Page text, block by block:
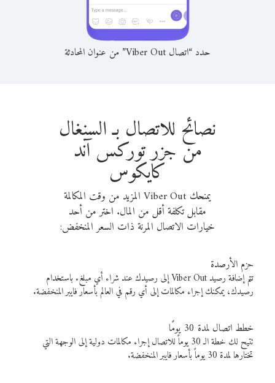
حدد “اتصال Viber Out” من عنوان المحادثة
نصائح للاتصال بـ السنغال
من جزر توركس آند
كايكوس
يمنحك Viber Out المزيد من وقت المكالمة
مقابل تكلفة أقل من المال. اختر من أحد
خيارات الاتصال المرنة ذات السعر المنخفض:
حزم الأرصدة
تتم إضافة رصيد Viber Out إلى رصيدك عند شراء أي مبلغ. باستخدام
رصيدك، يمكنك إجراء مكالمات إلى أي رقم في العالم بأسعار فايبر المنخفضة.
خطط اتصال لمدة 30 يومًا
تتيح لك خطة الـ 30 يوماً للاتصال إجراء مكالمات دولية إلى الوجهة التي
تختارها لمدة 30 يوماً بأسعار فايبر المنخفضة.